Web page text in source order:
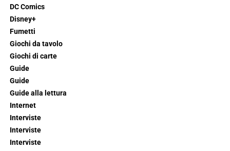
DC Comics
Disney+
Fumetti
Giochi da tavolo
Giochi di carte
Guide
Guide
Guide alla lettura
Internet
Interviste
Interviste
Interviste